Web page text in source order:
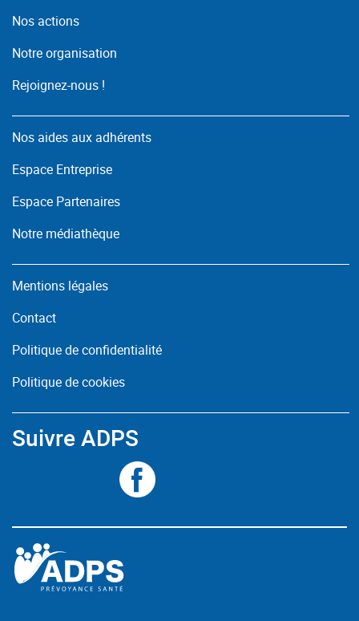
Nos actions
Notre organisation
Rejoignez-nous !
Nos aides aux adhérents
Espace Entreprise
Espace Partenaires
Notre médiathèque
Mentions légales
Contact
Politique de confidentialité
Politique de cookies
Suivre ADPS